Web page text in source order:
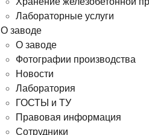
Лабораторные услуги
О заводе
О заводе
Фотографии производства
Новости
Лаборатория
ГОСТЫ и ТУ
Правовая информация
Сотрудники